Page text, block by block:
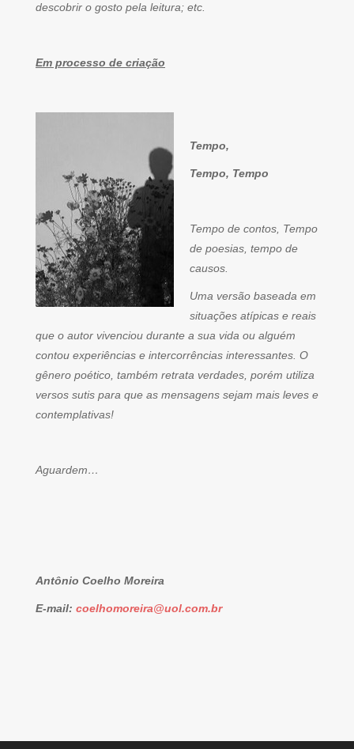
descobrir o gosto pela leitura; etc.
Em processo de criação
Tempo,
Tempo, Tempo
Tempo de contos, Tempo
de poesias, tempo de
causos.
Uma versão baseada em
situações atípicas e reais
que o autor vivenciou durante a sua vida ou alguém
contou experiências e intercorrências interessantes. O
gênero poético, também retrata verdades, porém utiliza
versos sutis para que as mensagens sejam mais leves e
contemplativas!
Aguardem…
Antônio Coelho Moreira
E-mail: coelhomoreira@uol.com.br